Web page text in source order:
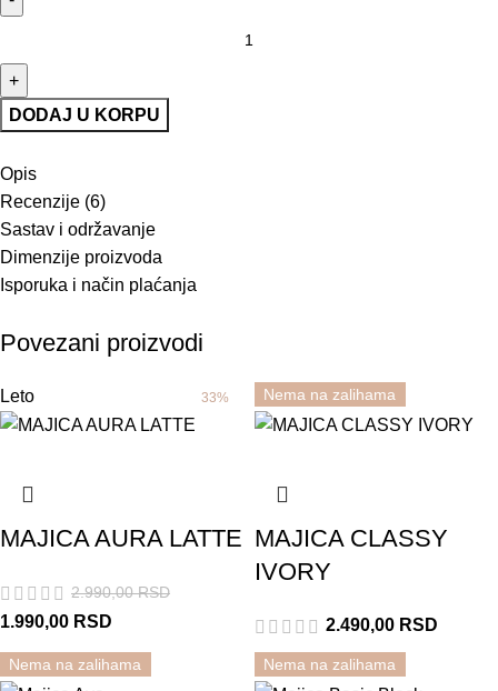
DODAJ U KORPU
Opis
Recenzije (6)
Sastav i održavanje
Dimenzije proizvoda
Isporuka i način plaćanja
Povezani proizvodi
Leto 33%
MAJICA AURA LATTE
2.990,00RSD
1.990,00 RSD
Rasprodato Leto
Nema na zalihama
MAJICA CLASSY
IVORY
2.490,00 RSD
Rasprodato BASIC
Nema na zalihama Rasprodato BASIC
Nema na zalihama